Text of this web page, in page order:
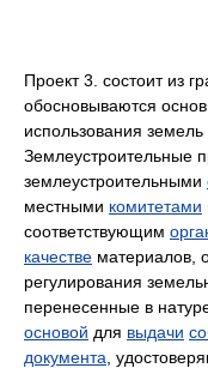
Проект 3. состоит из
обосновываются
использования
Землеустроительные
землеустроительными
местными комитетами
соответствующим
качестве материалов,
регулирования
перенесенные в
основой для выдачи
документа ,